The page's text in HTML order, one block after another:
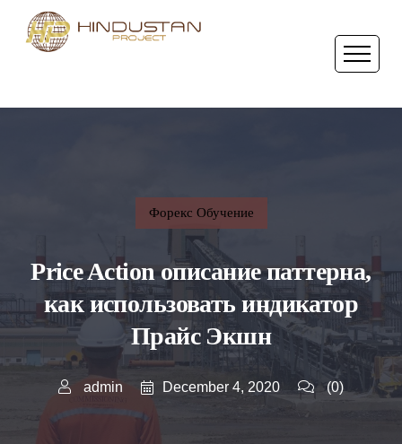
Форекс Обучение
Price Action описание паттерна,
как использовать индикатор
Прайс Экшн
admin December 4, 2020 (0)